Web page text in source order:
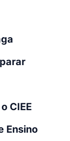
CIEE
Ensino